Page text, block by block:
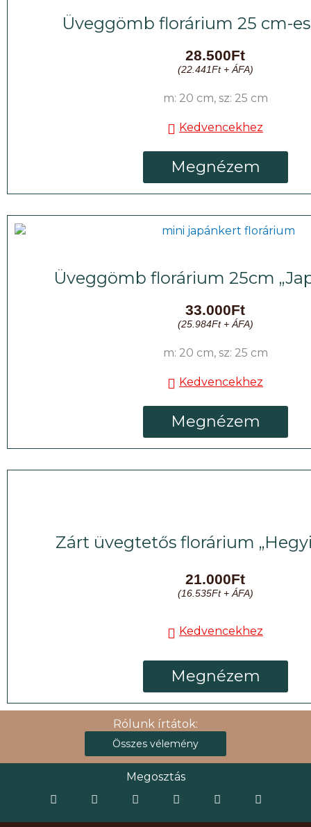
Üveggömb florárium 25 cm-es
28.500Ft
(22.441Ft+ ÁFA)
m: 20 cm, sz: 25 cm
Kedvencekhez
Megnézem
Üveggömb florárium 25cm
33.000Ft
(25.984Ft+ ÁFA)
m: 20 cm, sz: 25 cm
Kedvencekhez
Megnézem
Zárt üvegtetős florárium
21.000Ft
(16.535Ft+ ÁFA)
Kedvencekhez
Megnézem
Rólunk írtátok:
Összes vélemény
Megosztás